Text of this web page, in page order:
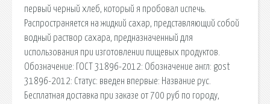
первый черный хлеб, который я пробовал испечь.
Распространяется на жидкий сахар, представляющий собой
водный раствор сахара, предназначенный для
использования при изготовлении пищевых продуктов.
Обозначение: ГОСТ 31896-2012: Обозначение англ: gost
31896-2012: Статус: введен впервые: Название рус.
Бесплатная доставка при заказе от 700 руб по городу,